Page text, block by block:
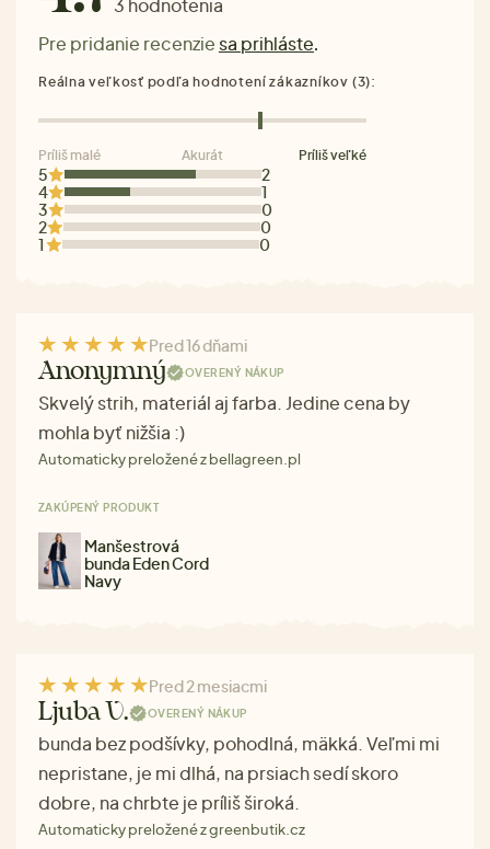
3 hodnotenia
Pre pridanie recenzie sa prihláste.
5
2
4
1
3
0
2
0
1
0
Reálna veľkosť podľa hodnotení zákazníkov (3):
Príliš malé Akurát Príliš veľké
Pred 16 dňami
Anonymný OVERENÝ NÁKUP
Skvelý strih, materiál aj farba. Jedine cena by
mohla byť nižšia :)
Automaticky preložené z bellagreen.pl
ZAKÚPENÝ PRODUKT
Manšestrová
bunda Eden Cord
Navy
Pred 2 mesiacmi
Ljuba V. OVERENÝ NÁKUP
bunda bez podšívky, pohodlná, mäkká. Veľmi mi
nepristane, je mi dlhá, na prsiach sedí skoro
dobre, na chrbte je príliš široká.
Automaticky preložené z greenbutik.cz